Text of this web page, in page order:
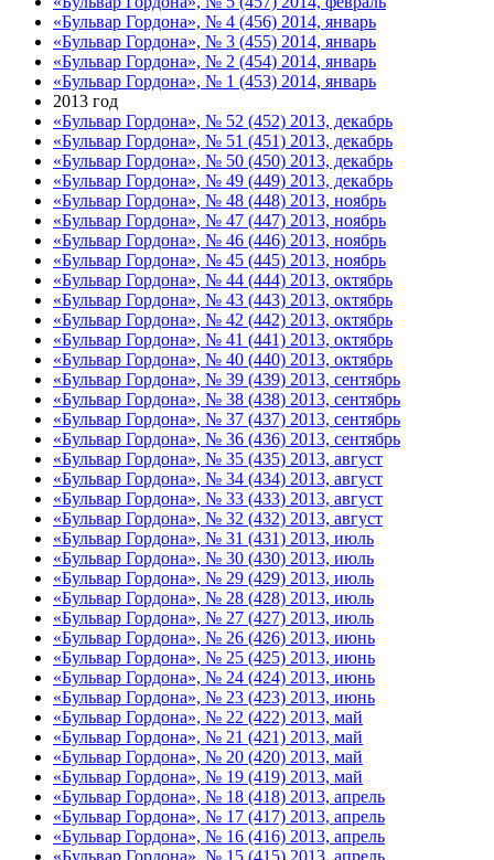
«Бульвар Гордона», № 4 (456) 2014, январь
«Бульвар Гордона», № 3 (455) 2014, январь
«Бульвар Гордона», № 2 (454) 2014, январь
«Бульвар Гордона», № 1 (453) 2014, январь
2013 год
«Бульвар Гордона», № 52 (452) 2013, декабрь
«Бульвар Гордона», № 51 (451) 2013, декабрь
«Бульвар Гордона», № 50 (450) 2013, декабрь
«Бульвар Гордона», № 49 (449) 2013, декабрь
«Бульвар Гордона», № 48 (448) 2013, ноябрь
«Бульвар Гордона», № 47 (447) 2013, ноябрь
«Бульвар Гордона», № 46 (446) 2013, ноябрь
«Бульвар Гордона», № 45 (445) 2013, ноябрь
«Бульвар Гордона», № 44 (444) 2013, октябрь
«Бульвар Гордона», № 43 (443) 2013, октябрь
«Бульвар Гордона», № 42 (442) 2013, октябрь
«Бульвар Гордона», № 41 (441) 2013, октябрь
«Бульвар Гордона», № 40 (440) 2013, октябрь
«Бульвар Гордона», № 39 (439) 2013, сентябрь
«Бульвар Гордона», № 38 (438) 2013, сентябрь
«Бульвар Гордона», № 37 (437) 2013, сентябрь
«Бульвар Гордона», № 36 (436) 2013, сентябрь
«Бульвар Гордона», № 35 (435) 2013, август
«Бульвар Гордона», № 34 (434) 2013, август
«Бульвар Гордона», № 33 (433) 2013, август
«Бульвар Гордона», № 32 (432) 2013, август
«Бульвар Гордона», № 31 (431) 2013, июль
«Бульвар Гордона», № 30 (430) 2013, июль
«Бульвар Гордона», № 29 (429) 2013, июль
«Бульвар Гордона», № 28 (428) 2013, июль
«Бульвар Гордона», № 27 (427) 2013, июль
«Бульвар Гордона», № 26 (426) 2013, июнь
«Бульвар Гордона», № 25 (425) 2013, июнь
«Бульвар Гордона», № 24 (424) 2013, июнь
«Бульвар Гордона», № 23 (423) 2013, июнь
«Бульвар Гордона», № 22 (422) 2013, май
«Бульвар Гордона», № 21 (421) 2013, май
«Бульвар Гордона», № 20 (420) 2013, май
«Бульвар Гордона», № 19 (419) 2013, май
«Бульвар Гордона», № 18 (418) 2013, апрель
«Бульвар Гордона», № 17 (417) 2013, апрель
«Бульвар Гордона», № 16 (416) 2013, апрель
«Бульвар Гордона», № 15 (415) 2013, апрель